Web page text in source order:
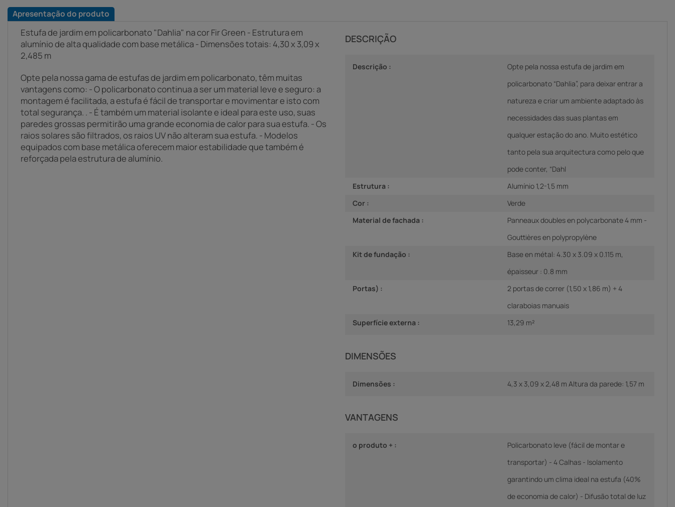
Apresentação do produto
Estufa de jardim em policarbonato "Dahlia" na cor Fir Green - Estrutura em
alumínio de alta qualidade com base metálica - Dimensões totais: 4,30 x 3,09 x
2,485 m
Opte pela nossa gama de estufas de jardim em policarbonato, têm muitas
vantagens como: - O policarbonato continua a ser um material leve e seguro: a
montagem é facilitada, a estufa é fácil de transportar e movimentar e isto com
total segurança. . - É também um material isolante e ideal para este uso, suas
paredes grossas permitirão uma grande economia de calor para sua estufa. - Os
raios solares são filtrados, os raios UV não alteram sua estufa. - Modelos
equipados com base metálica oferecem maior estabilidade que também é
reforçada pela estrutura de alumínio.
DESCRIÇÃO
Descrição :
Opte pela nossa estufa de jardim em
policarbonato “Dahlia”, para deixar entrar a
natureza e criar um ambiente adaptado às
necessidades das suas plantas em
qualquer estação do ano. Muito estético
tanto pela sua arquitectura como pelo que
pode conter, “Dahl
Estrutura :
Alumínio 1,2-1,5 mm
Cor :
Verde
Material de fachada :
Panneaux doubles en polycarbonate 4 mm -
Gouttières en polypropylène
Kit de fundação :
Base en métal: 4.30 x 3.09 x 0.115 m,
épaisseur : 0.8 mm
Portas) :
2 portas de correr (1,50 x 1,86 m) + 4
claraboias manuais
Superfície externa :
13,29 m²
DIMENSÕES
Dimensões : 4,3 x 3,09 x 2,48 m Altura da parede: 1,57 m
VANTAGENS
o produto + :
Policarbonato leve (fácil de montar e
transportar) - 4 Calhas - Isolamento
garantindo um clima ideal na estufa (40%
de economia de calor) - Difusão total de luz